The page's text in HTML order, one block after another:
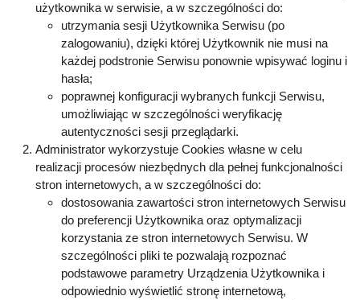
użytkownika w serwisie, a w szczególności do:
utrzymania sesji Użytkownika Serwisu (po
zalogowaniu), dzięki której Użytkownik nie musi na
każdej podstronie Serwisu ponownie wpisywać loginu i
hasła;
poprawnej konfiguracji wybranych funkcji Serwisu,
umożliwiając w szczególności weryfikację
autentyczności sesji przeglądarki.
Administrator wykorzystuje Cookies własne w celu
realizacji procesów niezbędnych dla pełnej funkcjonalności
stron internetowych, a w szczególności do:
dostosowania zawartości stron internetowych Serwisu
do preferencji Użytkownika oraz optymalizacji
korzystania ze stron internetowych Serwisu. W
szczególności pliki te pozwalają rozpoznać
podstawowe parametry Urządzenia Użytkownika i
odpowiednio wyświetlić stronę internetową,